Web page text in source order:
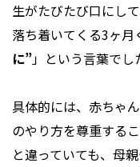
生がたびたび口にし
落ち着いてくる3ヶ月
に”」という言葉でし
具体的には、赤ちゃ
のやり方を尊重する
と違っていても、母